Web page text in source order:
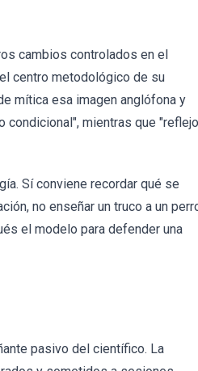
cambios controlados en el
centro metodológico de su
mítica esa imagen anglófona y
condicional", mientras que "reflejo
Sí conviene recordar qué se
no enseñar un truco a un
el modelo para defender una
pasivo del científico. La